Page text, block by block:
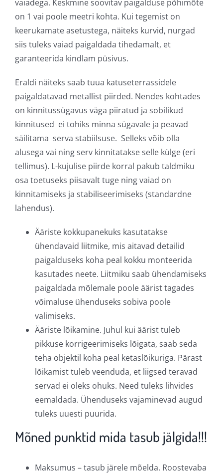
vaiadega. Keskmine soovitav paigalduse põhimõte
on 1 vai poole meetri kohta. Kui tegemist on
keerukamate asetustega, näiteks kurvid, nurgad
siis tuleks vaiad paigaldada tihedamalt, et
garanteerida kindlam püsivus.
Eraldi näiteks saab tuua katuseterrassidele
paigaldatavad metallist piirded. Nendes kohtades
on kinnitussügavus väga piiratud ja sobilikud
kinnitused ei tohiks minna sügavale ja peavad
säilitama serva stabiilsuse. Selleks võib olla
alusega vai ning serv kinnitatakse selle külge (eri
tellimus). L-kujulise piirde korral pakub taldmiku
osa toetuseks piisavalt tuge ning vaiad on
kinnitamiseks ja stabiliseerimiseks (standardne
lahendus).
Ääriste kokkupanekuks kasutatakse
ühendavaid liitmike, mis aitavad detailid
paigalduseks koha peal kokku monteerida
kasutades neete. Liitmiku saab ühendamiseks
paigaldada mõlemale poole äärist tagades
võimaluse ühenduseks sobiva poole
valimiseks.
Ääriste lõikamine. Juhul kui äärist tuleb
pikkuse korrigeerimiseks lõigata, saab seda
teha objektil koha peal ketaslõikuriga. Pärast
lõikamist tuleb veenduda, et liigsed teravad
servad ei oleks ohuks. Need tuleks lihvides
eemaldada. Ühenduseks vajaminevad augud
tuleks uuesti puurida.
Mõned punktid mida tasub jälgida!!!
Maksumus – tasub järele mõelda. Roostevaba